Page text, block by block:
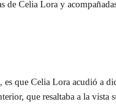
de Celia Lora y
que Celia Lora acudió a
que resaltaba a la vista